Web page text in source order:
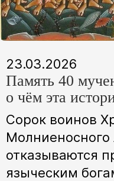
23.03.2026
Память 40
о чëм эта
Сорок воинов
Молниеносного
отказываются
языческим